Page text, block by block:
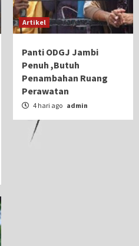
Artikel
Panti ODGJ Jambi
Penuh ,Butuh
Penambahan Ruang
Perawatan
4 hari ago admin